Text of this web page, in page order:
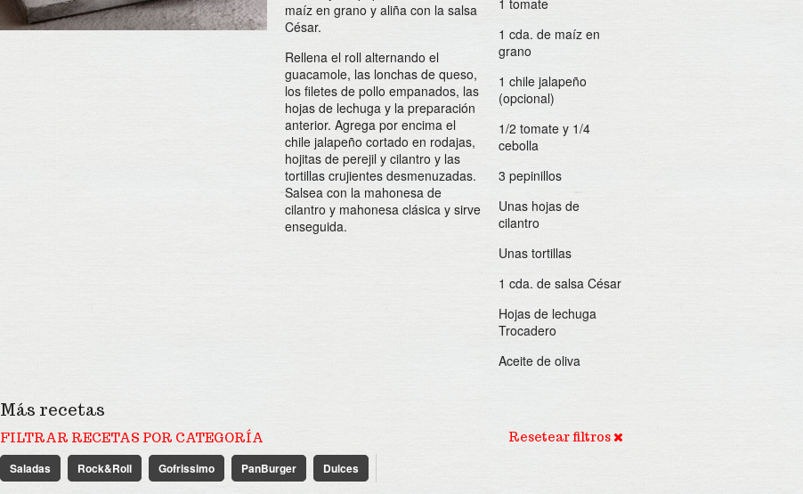
maíz en grano y aliña con la salsa
César.
Rellena el roll alternando el
guacamole, las lonchas de queso,
los filetes de pollo empanados, las
hojas de lechuga y la preparación
anterior. Agrega por encima el
chile jalapeño cortado en rodajas,
hojitas de perejil y cilantro y las
tortillas crujientes desmenuzadas.
Salsea con la mahonesa de
cilantro y mahonesa clásica y sirve
enseguida.
1 tomate
1 cda. de maíz en
grano
1 chile jalapeño
(opcional)
1/2 tomate y 1/4
cebolla
3 pepinillos
Unas hojas de
cilantro
Unas tortillas
1 cda. de salsa César
Hojas de lechuga
Trocadero
Aceite de oliva
Más recetas
FILTRAR RECETAS POR CATEGORÍA
Resetear filtros
Saladas
Rock&Roll Gofrissimo PanBurger Dulces